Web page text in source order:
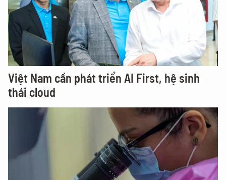
Việt Nam cần phát triển AI First, hệ sinh
thái cloud